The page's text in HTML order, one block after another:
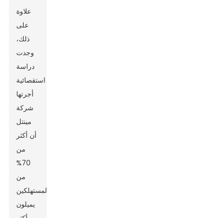
علاوة
على
ذلك،
وجدت
دراسة
استقصائية
أجرتها
شركة
مينتل
أن أكثر
من
70%
من
المستهلكين
يميلون